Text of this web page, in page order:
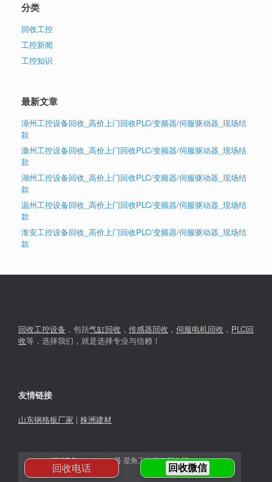
分类
回收工控
工控新闻
工控知识
最新文章
漳州工控设备回收_高价上门回收PLC/变频器/伺服驱动器_现场结
款
滁州工控设备回收_高价上门回收PLC/变频器/伺服驱动器_现场结
款
湖州工控设备回收_高价上门回收PLC/变频器/伺服驱动器_现场结
款
温州工控设备回收_高价上门回收PLC/变频器/伺服驱动器_现场结
款
淮安工控设备回收_高价上门回收PLC/变频器/伺服驱动器_现场结
款
回收电话 回收微信
回收工控设备 ，包括气缸回收 ， 传感器回收 ， 伺服电机回收 ， PLC回
收等，选择我们，就是选择专业与信赖！
友情链接
山东钢格板厂家 | 株洲建材
湘ICP备2023030366号星角工控设备回收网© 2026